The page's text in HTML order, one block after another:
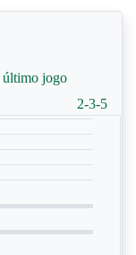
último jogo
2-3-5